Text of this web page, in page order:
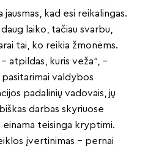
kad esi reikalingas.
laiko, tačiau svarbu,
tai, ko reikia žmonėms.
atpildas, kuris veža“, –
valdybos
padalinių vadovais, jų
darbas skyriuose
teisinga kryptimi.
įvertinimas – pernai